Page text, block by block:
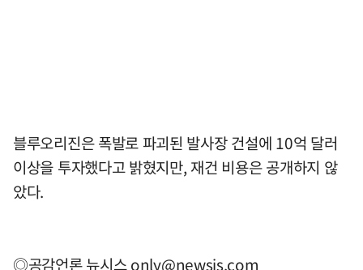
블루오리진은 폭발로 파괴된 발사장 건설에 10억 달러
이상을 투자했다고 밝혔지만, 재건 비용은 공개하지 않
았다.
◎공감언론 뉴시스only@newsis.com